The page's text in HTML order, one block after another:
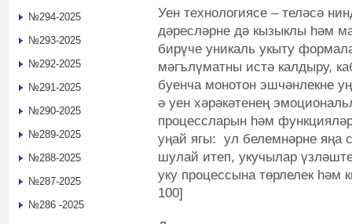
Уен технологиясе – теләсә
дәресләрне дә кызыклы һәм
бирүче уникаль укыту
мәгълүматны истә калдыру,
буенча монотон эшчәнлекне
ә уен хәрәкәтенең
процессларын һәм
уңай ягы: ул белемнәрне яңа
шулай итеп, укучылар
уку процессына төрлелек
100]
№294-2025
№293-2025
№292-2025
№291-2025
№290-2025
№289-2025
№288-2025
№287-2025
№286 -2025